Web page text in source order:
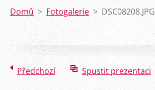
Domů > Fotogalerie > DSC08208.JPG
Předchozí Spustit prezentaci